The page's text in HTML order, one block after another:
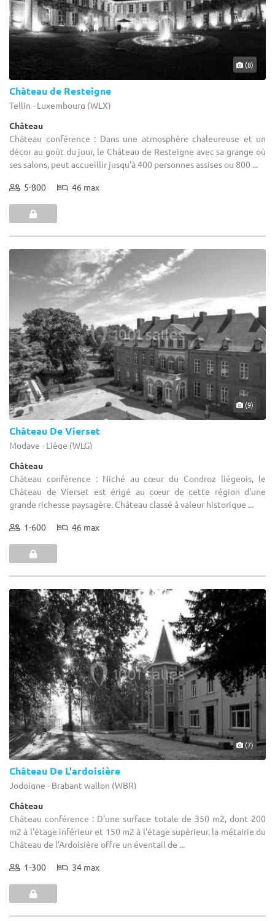
(8)
Château de Resteigne
Tellin - Luxembourg (WLX)
Château
Château conférence : Dans une atmosphère chaleureuse et un
décor au goût du jour, le Château de Resteigne avec sa grange où
ses salons, peut accueillir jusqu'à 400 personnes assises ou 800 ...
5-800 46 max
(9)
Château De Vierset
Modave - Liège (WLG)
Château
Château conférence : Niché au cœur du Condroz liégeois, le
Château de Vierset est érigé au cœur de cette région d'une
grande richesse paysagère. Château classé à valeur historique ...
1-600 46 max
(7)
Château De L'ardoisière
Jodoigne - Brabant wallon (WBR)
Château
Château conférence : D'une surface totale de 350 m2, dont 200
m2 à l'étage inférieur et 150 m2 à l'étage supérieur, la métairie du
Château de l'Ardoisière offre un éventail de ...
1-300 34 max